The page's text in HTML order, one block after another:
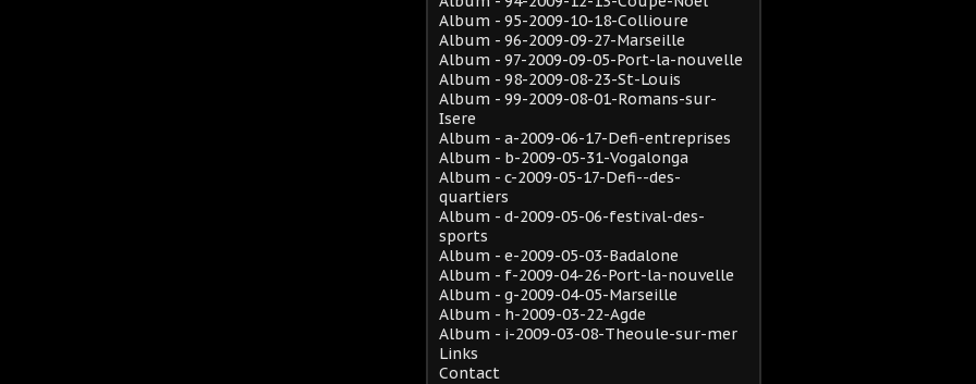
Album - 95-2009-10-18-Collioure
Album - 96-2009-09-27-Marseille
Album - 97-2009-09-05-Port-la-nouvelle
Album - 98-2009-08-23-St-Louis
Album - 99-2009-08-01-Romans-sur-
Isere
Album - a-2009-06-17-Defi-entreprises
Album - b-2009-05-31-Vogalonga
Album - c-2009-05-17-Defi--des-
quartiers
Album - d-2009-05-06-festival-des-
sports
Album - e-2009-05-03-Badalone
Album - f-2009-04-26-Port-la-nouvelle
Album - g-2009-04-05-Marseille
Album - h-2009-03-22-Agde
Album - i-2009-03-08-Theoule-sur-mer
Links
Contact